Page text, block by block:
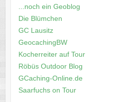
...noch ein Geoblog
Die Blümchen
GC Lausitz
GeocachingBW
Kocherreiter auf Tour
Röbüs Outdoor Blog
GCaching-Online.de
Saarfuchs on Tour